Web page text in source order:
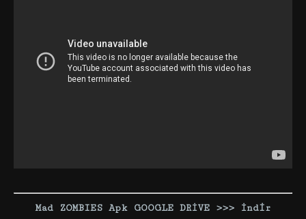
Mad ZOMBIES Apk GOOGLE DRİVE >>> İndir